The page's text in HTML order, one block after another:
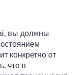
вы должны
конкретно от
что в